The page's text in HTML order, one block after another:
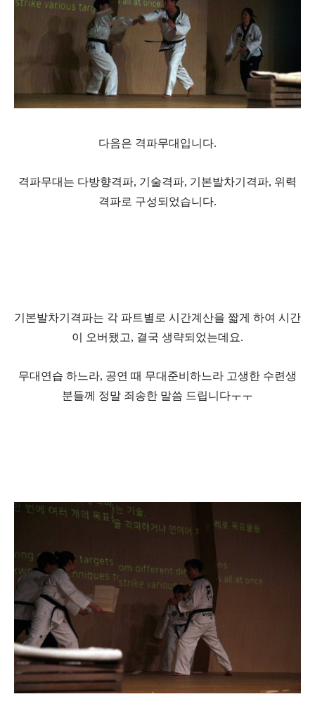
다음은 격파무대입니다.
격파무대는 다방향격파, 기술격파, 기본발차기격파, 위력
격파로 구성되었습니다.
기본발차기격파는 각 파트별로 시간계산을 짧게 하여 시간
이 오버됐고, 결국 생략되었는데요.
무대연습 하느라, 공연 때 무대준비하느라 고생한 수련생
분들께 정말 죄송한 말씀 드립니다ㅜㅜ